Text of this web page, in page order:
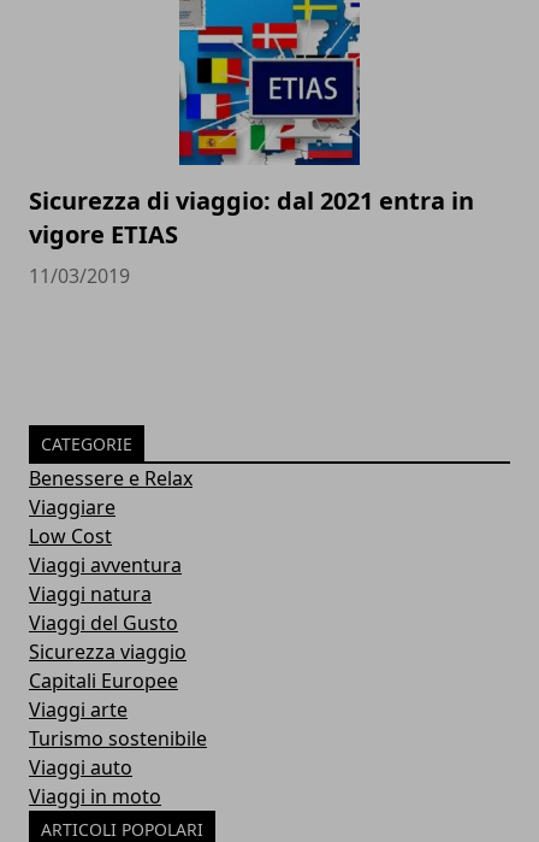
Sicurezza di viaggio: dal 2021 entra in
vigore ETIAS
11/03/2019
CATEGORIE
Benessere e Relax
Viaggiare
Low Cost
Viaggi avventura
Viaggi natura
Viaggi del Gusto
Sicurezza viaggio
Capitali Europee
Viaggi arte
Turismo sostenibile
Viaggi auto
Viaggi in moto
ARTICOLI POPOLARI